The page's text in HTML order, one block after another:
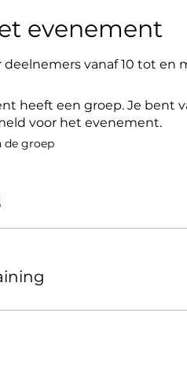
evenement
deelnemers vanaf 10 tot en
heeft een groep. Je bent
voor het evenement.
de groep